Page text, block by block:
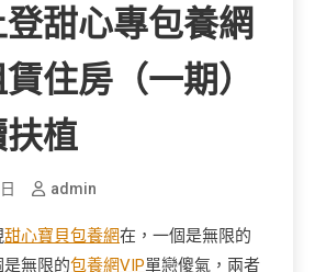
甜心專包養網
住房（一期）
植
admin
甜心寶貝包養網在，一個是無限的
無限的包養網VIP單戀傻氣，兩者